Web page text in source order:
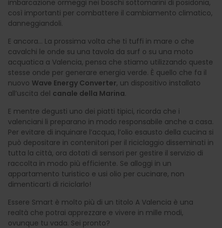
imbarcazione ormeggi nei boschi sottomarini di posidonia,
così importanti per combattere il cambiamento climatico,
danneggiandoli.
E ancora... La prossima volta che ti tuffi in mare o che
cavalchi le onde su una tavola da surf o su una moto
acquatica a Valencia, pensa che stiamo utilizzando queste
stesse onde per generare energia verde. È quello che fa il
nuovo Wave Energy Converter, un dispositivo installato
all’uscita del canale della Marina.
E mentre degusti uno dei piatti tipici, ricorda che i
valenciani li preparano in modo responsabile anche a casa.
Per evitare di inquinare l’acqua, l’olio esausto della cucina si
può depositare in contenitori per il riciclaggio disseminati in
tutta la città, ora dotati di sensori per gestire il servizio di
raccolta in modo più efficiente. Se alloggi in un
appartamento turistico e usi olio per cucinare, non
dimenticarti di riciclarlo!
Essere Smart è molto più di un titolo A Valencia è una
realtà che potrai apprezzare e vivere in mille modi,
ovunque tu vada. Sei pronto?